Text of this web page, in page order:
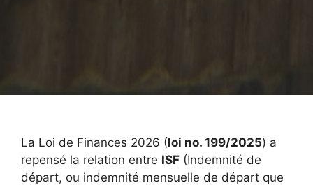
La Loi de Finances 2026 (loi no. 199/2025) a
repensé la relation entre ISF (Indemnité de
départ, ou indemnité mensuelle de départ que